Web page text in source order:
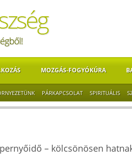
MOZGÁS-FOGYÓKÚRA
PÁRKAPCSOLAT SPIRITUÁLIS
– kölcsönösen